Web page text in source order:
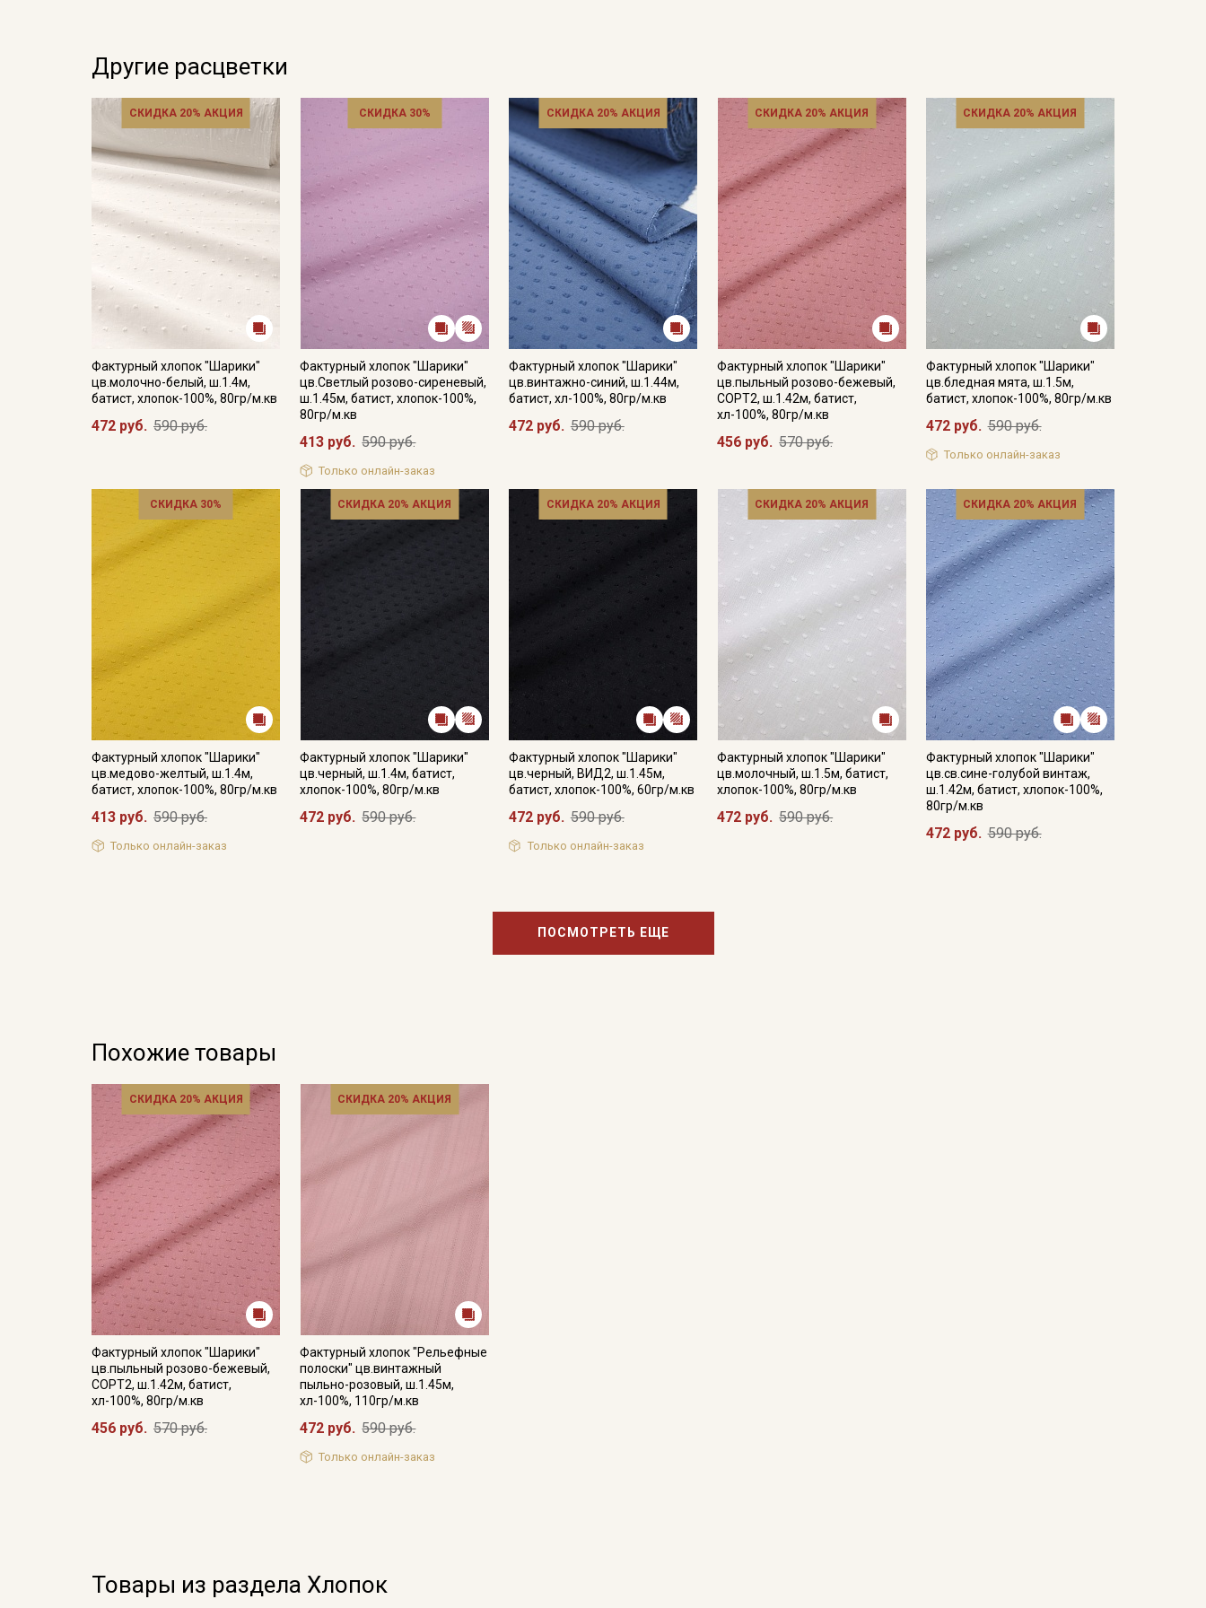
Другие расцветки
СКИДКА 20% АКЦИЯ
Фактурный хлопок "Шарики"
цв.молочно-белый, ш.1.4м,
батист, хлопок-100%, 80гр/м.кв
472 руб. 590 руб.
СКИДКА 30%
Фактурный хлопок "Шарики"
цв.Светлый розово-сиреневый,
ш.1.45м, батист, хлопок-100%,
80гр/м.кв
413 руб. 590 руб.
Только онлайн-заказ
СКИДКА 20% АКЦИЯ
Фактурный хлопок "Шарики"
цв.винтажно-синий, ш.1.44м,
батист, хл-100%, 80гр/м.кв
472 руб. 590 руб.
СКИДКА 20% АКЦИЯ
Фактурный хлопок "Шарики"
цв.пыльный розово-бежевый,
СОРТ2, ш.1.42м, батист,
хл-100%, 80гр/м.кв
456 руб. 570 руб.
СКИДКА 20% АКЦИЯ
Фактурный хлопок "Шарики"
цв.бледная мята, ш.1.5м,
батист, хлопок-100%, 80гр/м.кв
472 руб. 590 руб.
Только онлайн-заказ
СКИДКА 30%
Фактурный хлопок "Шарики"
цв.медово-желтый, ш.1.4м,
батист, хлопок-100%, 80гр/м.кв
413 руб. 590 руб.
Только онлайн-заказ
СКИДКА 20% АКЦИЯ
Фактурный хлопок "Шарики"
цв.черный, ш.1.4м, батист,
хлопок-100%, 80гр/м.кв
472 руб. 590 руб.
СКИДКА 20% АКЦИЯ
Фактурный хлопок "Шарики"
цв.черный, ВИД2, ш.1.45м,
батист, хлопок-100%, 60гр/м.кв
472 руб. 590 руб.
Только онлайн-заказ
СКИДКА 20% АКЦИЯ
Фактурный хлопок "Шарики"
цв.молочный, ш.1.5м, батист,
хлопок-100%, 80гр/м.кв
472 руб. 590 руб.
СКИДКА 20% АКЦИЯ
Фактурный хлопок "Шарики"
цв.св.сине-голубой винтаж,
ш.1.42м, батист, хлопок-100%,
80гр/м.кв
472 руб. 590 руб.
ПОСМОТРЕТЬ ЕЩЕ
Похожие товары
СКИДКА 20% АКЦИЯ
Фактурный хлопок "Шарики"
цв.пыльный розово-бежевый,
СОРТ2, ш.1.42м, батист,
хл-100%, 80гр/м.кв
456 руб. 570 руб.
СКИДКА 20% АКЦИЯ
Фактурный хлопок "Рельефные
полоски" цв.винтажный
пыльно-розовый, ш.1.45м,
хл-100%, 110гр/м.кв
472 руб. 590 руб.
Только онлайн-заказ
Товары из раздела Хлопок
Секретная рассылка от
Купава
Мы публикуем здесь дополнительные
промокоды и скидки до 30% на узкие
категории тканей
Электронная почта
Ознакомлен(а) сПолитикой обработки персональных
данных
Согласие на получение рекламных и